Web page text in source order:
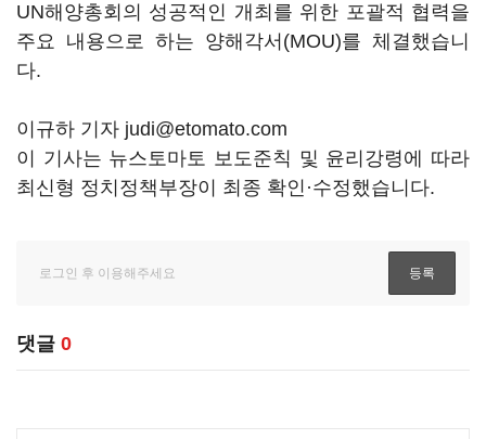
UN해양총회의 성공적인 개최를 위한 포괄적 협력을
주요 내용으로 하는 양해각서(MOU)를 체결했습니
다.
이규하 기자 judi@etomato.com
이 기사는 뉴스토마토 보도준칙 및 윤리강령에 따라
최신형 정치정책부장이 최종 확인·수정했습니다.
댓글 0